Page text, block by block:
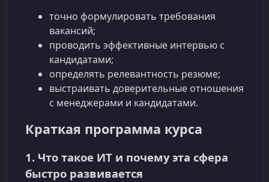
точно формулировать требования
вакансий;
проводить эффективные интервью с
кандидатами;
определять релевантность резюме;
выстраивать доверительные отношения
с менеджерами и кандидатами.
Краткая программа курса
1. Что такое ИТ и почему эта сфера
быстро развивается